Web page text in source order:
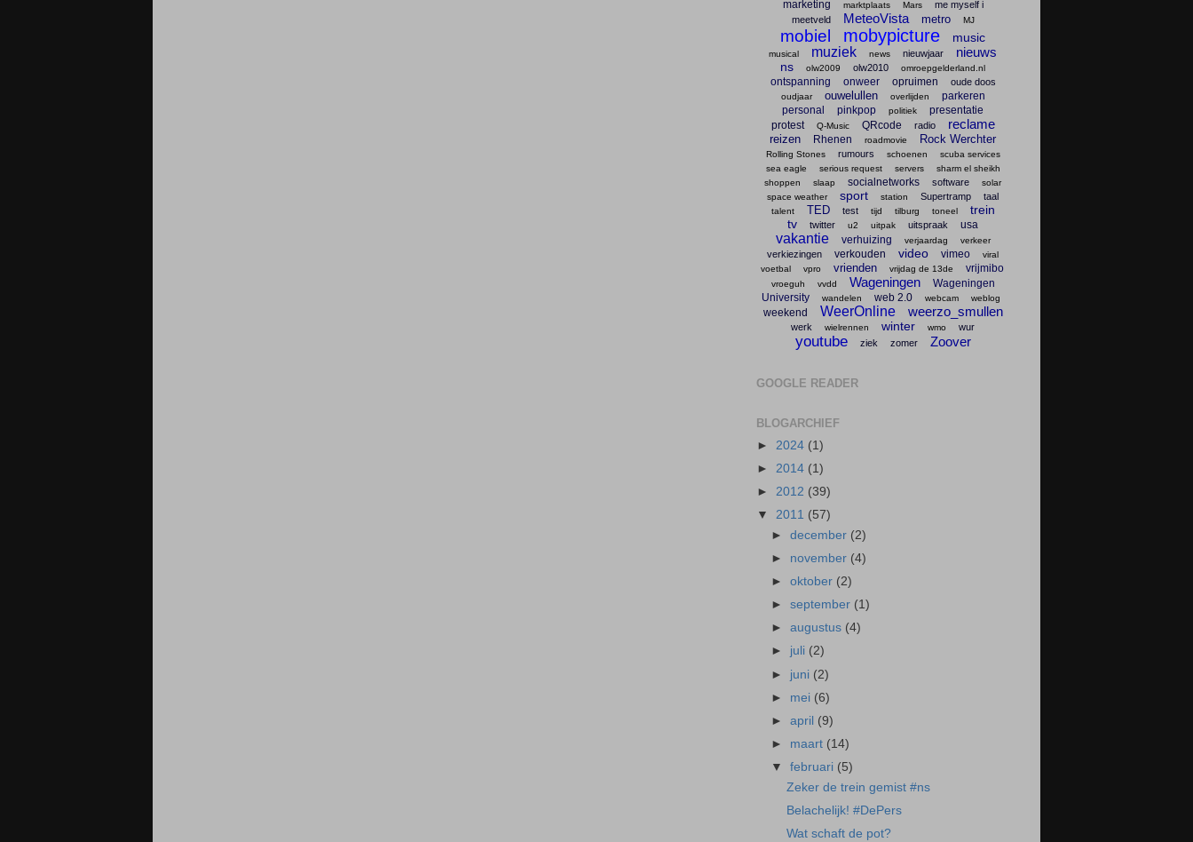
marketing marktplaats Mars
me myself i
meetveld
MeteoVista metro MJ
mobiel mobypicture music
musical muziek news nieuwjaar nieuws
ns olw2009 olw2010 omroepgelderland.nl
ontspanning onweer opruimen oude doos
oudjaar ouwelullen overlijden
parkeren
personal
pinkpop politiek
presentatie
protest
Q-Music QRcode radio reclame
reizen Rhenen roadmovie Rock Werchter
Rolling Stones rumours schoenen
scuba services
sea eagle
serious request servers
sharm el sheikh
shoppen
slaap socialnetworks software
solar
space weather
sport station Supertramp taal
talent TED test tijd tilburg toneel
trein
tv
twitter u2 uitpak uitspraak usa
vakantie verhuizing verjaardag verkeer
verkiezingen verkouden video vimeo
viral
voetbal
vpro vrienden vrijdag de 13de vrijmibo
vroeguh vvdd Wageningen
Wageningen
University
wandelen web 2.0 webcam weblog
weekend WeerOnline weerzo_smullen
werk wielrennen winter wmo wur
youtube ziek zomer Zoover
GOOGLE READER
BLOGARCHIEF
► 2024 (1)
► 2014 (1)
► 2012 (39)
▼ 2011 (57)
►december (2)
► november (4)
►oktober (2)
►september (1)
►augustus (4)
► juli (2)
► juni (2)
► mei (6)
►april (9)
► maart (14)
▼februari (5)
Zeker de trein gemist #ns
Belachelijk! #DePers
Wat schaft de pot?